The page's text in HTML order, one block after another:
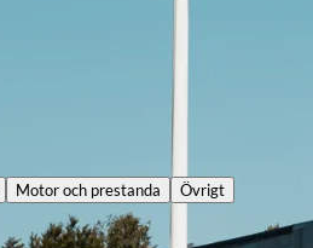
Motor och prestanda Övrigt